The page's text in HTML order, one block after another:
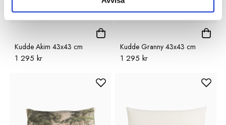
Kudde Akim 43x43 cm
1 295 kr
Kudde Granny 43x43 cm
1 295 kr